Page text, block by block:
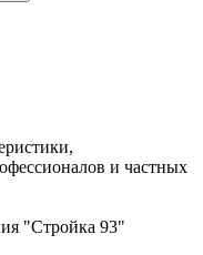
и частных
"Стройка 93"